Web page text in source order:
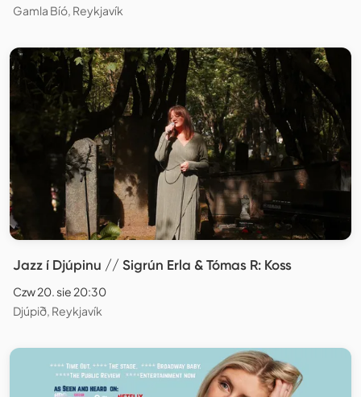
Gamla Bíó, Reykjavík
Jazz í Djúpinu // Sigrún Erla & Tómas R: Koss
Czw 20. sie 20:30
Djúpið, Reykjavík